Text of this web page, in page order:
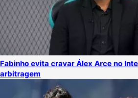
Fabinho evita cravar Álex Arce no
arbitragem